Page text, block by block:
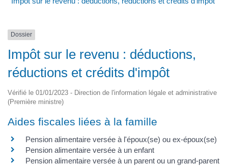
Dossier
Impôt sur le revenu : déductions,
réductions et crédits d'impôt
Vérifié le 01/01/2023 - Direction de l'information légale et administrative
(Première ministre)
Aides fiscales liées à la famille
Pension alimentaire versée à l'époux(se) ou ex-époux(se)
Pension alimentaire versée à un enfant
Pension alimentaire versée à un parent ou un grand-parent